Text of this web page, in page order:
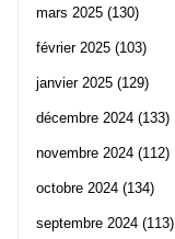
mars 2025 (130)
février 2025 (103)
janvier 2025 (129)
décembre 2024 (133)
novembre 2024 (112)
octobre 2024 (134)
septembre 2024 (113)